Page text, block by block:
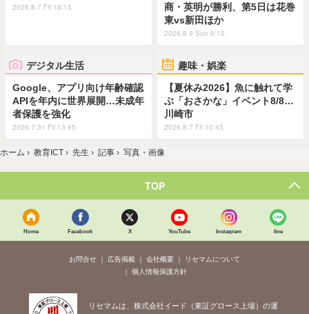
2026.8.7 Fri 18:15
商・英明が勝利、第5日は花巻
東vs新田ほか
2026.8.9 Sun 9:15
デジタル生活
Google、アプリ向け年齢確認
APIを年内に世界展開…未成年
者保護を強化
2026.7.31 Fri 13:45
趣味・娯楽
【夏休み2026】魚に触れて学
ぶ「おさかな」イベント8/8…
川崎市
2026.8.7 Fri 10:45
ホーム › 教育ICT › 先生 › 記事 › 写真・画像
TOP
Home Facebook X YouTube Instagram line
お問合せ 広告掲載 会社概要
リセマムについて
個人情報保護方針
リセマムは、株式会社イード（東証グロース上場）の運